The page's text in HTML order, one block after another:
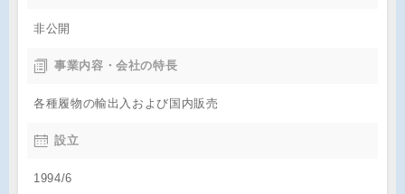
非公開
事業内容・会社の特長
各種履物の輸出入および国内販売
設立
1994/6